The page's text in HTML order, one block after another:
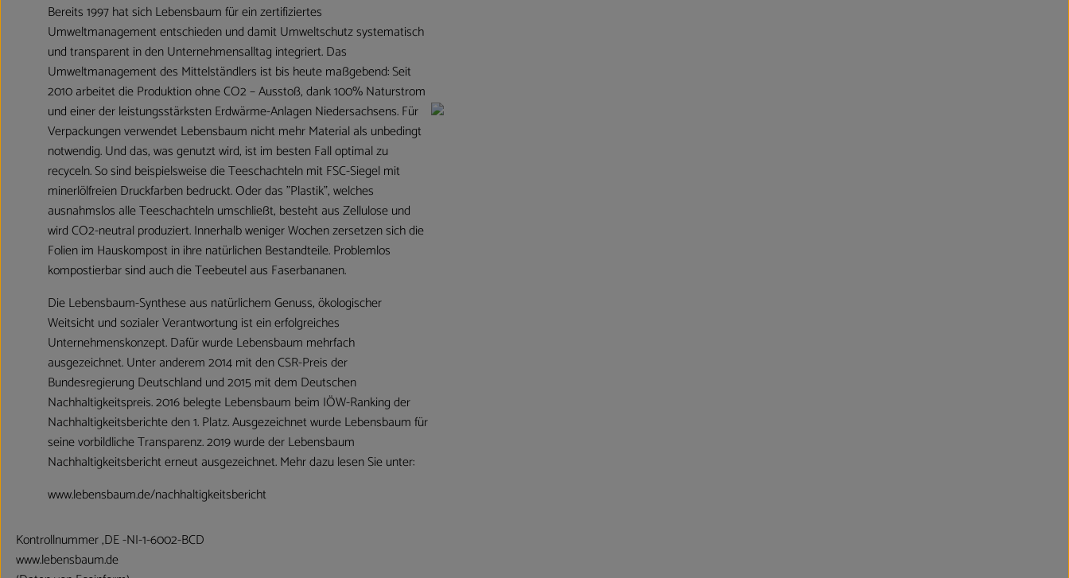
Bereits 1997 hat sich Lebensbaum für ein zertifiziertes
Umweltmanagement entschieden und damit Umweltschutz systematisch
und transparent in den Unternehmensalltag integriert. Das
Umweltmanagement des Mittelständlers ist bis heute maßgebend: Seit
2010 arbeitet die Produktion ohne CO2 – Ausstoß, dank 100% Naturstrom
und einer der leistungsstärksten Erdwärme-Anlagen Niedersachsens. Für
Verpackungen verwendet Lebensbaum nicht mehr Material als unbedingt
notwendig. Und das, was genutzt wird, ist im besten Fall optimal zu
recyceln. So sind beispielsweise die Teeschachteln mit FSC-Siegel mit
minerlölfreien Druckfarben bedruckt. Oder das "Plastik", welches
ausnahmslos alle Teeschachteln umschließt, besteht aus Zellulose und
wird CO2-neutral produziert. Innerhalb weniger Wochen zersetzen sich die
Folien im Hauskompost in ihre natürlichen Bestandteile. Problemlos
kompostierbar sind auch die Teebeutel aus Faserbananen.
Die Lebensbaum-Synthese aus natürlichem Genuss, ökologischer
Weitsicht und sozialer Verantwortung ist ein erfolgreiches
Unternehmenskonzept. Dafür wurde Lebensbaum mehrfach
ausgezeichnet. Unter anderem 2014 mit den CSR-Preis der
Bundesregierung Deutschland und 2015 mit dem Deutschen
Nachhaltigkeitspreis. 2016 belegte Lebensbaum beim IÖW-Ranking der
Nachhaltigkeitsberichte den 1. Platz. Ausgezeichnet wurde Lebensbaum für
seine vorbildliche Transparenz. 2019 wurde der Lebensbaum
Nachhaltigkeitsbericht erneut ausgezeichnet. Mehr dazu lesen Sie unter:
www.lebensbaum.de/nachhaltigkeitsbericht
Kontrollnummer ,DE -NI-1-6002-BCD
www.lebensbaum.de